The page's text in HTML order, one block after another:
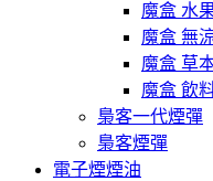
魔盒 水
魔盒 無
魔盒 草
魔盒 飲
梟客一代煙彈
梟客煙彈
電子煙煙油